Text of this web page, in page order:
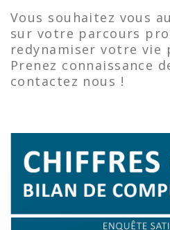
Vous souhaitez vous
sur votre parcours
redynamiser votre vie
Prenez connaissance
contactez nous !